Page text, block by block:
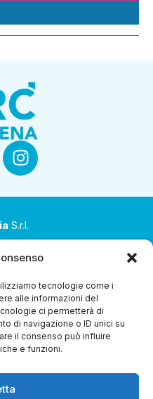
tecnologie come i
alle informazioni del
ci permetterà di
di navigazione o ID unici su
il consenso può influire
e funzioni.
S.r.l.
Alleanza 3.0 Soc. Coop.
nr. 51 42124 Reggio Emilia